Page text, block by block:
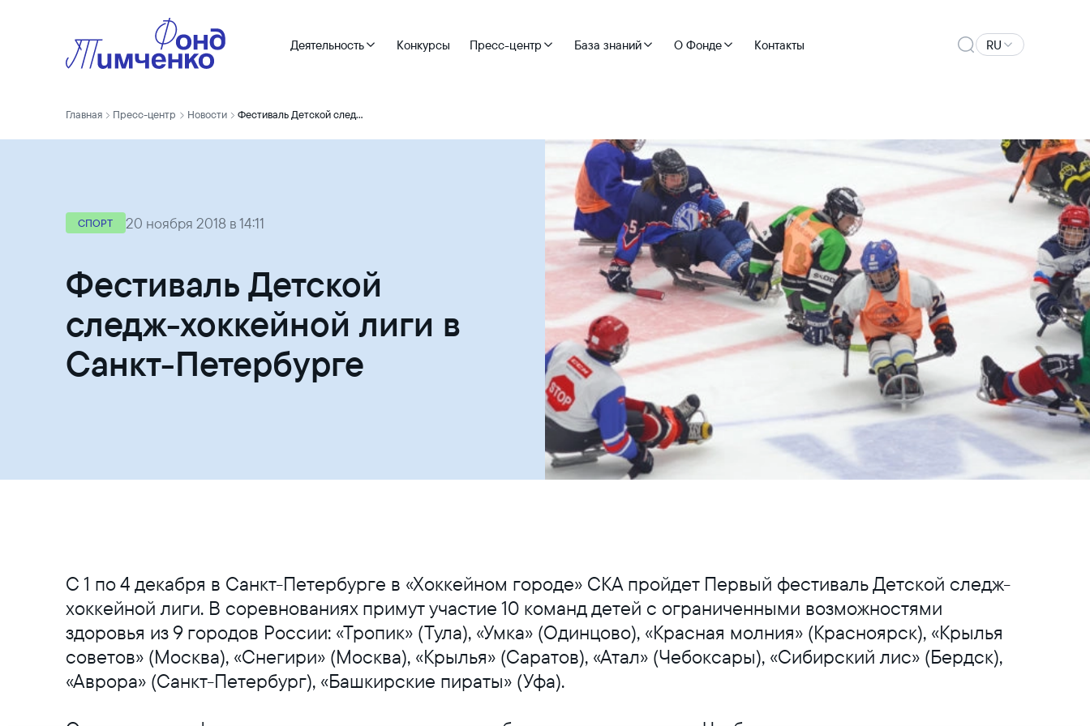
Деятельность Конкурсы Пресс-центр База знаний О Фонде Контакты RU
Главная Пресс-центр Новости Фестиваль Детской следж-хоккейной лиги в Санкт-Петербурге
СПОРТ 20 ноября 2018 в 14:11
Фестиваль Детской
следж-хоккейной лиги в
Санкт-Петербурге
С 1 по 4 декабря в Санкт-Петербурге в «Хоккейном городе» СКА пройдет Первый фестиваль Детской следж-
хоккейной лиги. В соревнованиях примут участие 10 команд детей с ограниченными возможностями
здоровья из 9 городов России: «Тропик» (Тула), «Умка» (Одинцово), «Красная молния» (Красноярск), «Крылья
советов» (Москва), «Снегири» (Москва), «Крылья» (Саратов), «Атал» (Чебоксары), «Сибирский лис» (Бердск),
«Аврора» (Санкт-Петербург), «Башкирские пираты» (Уфа).